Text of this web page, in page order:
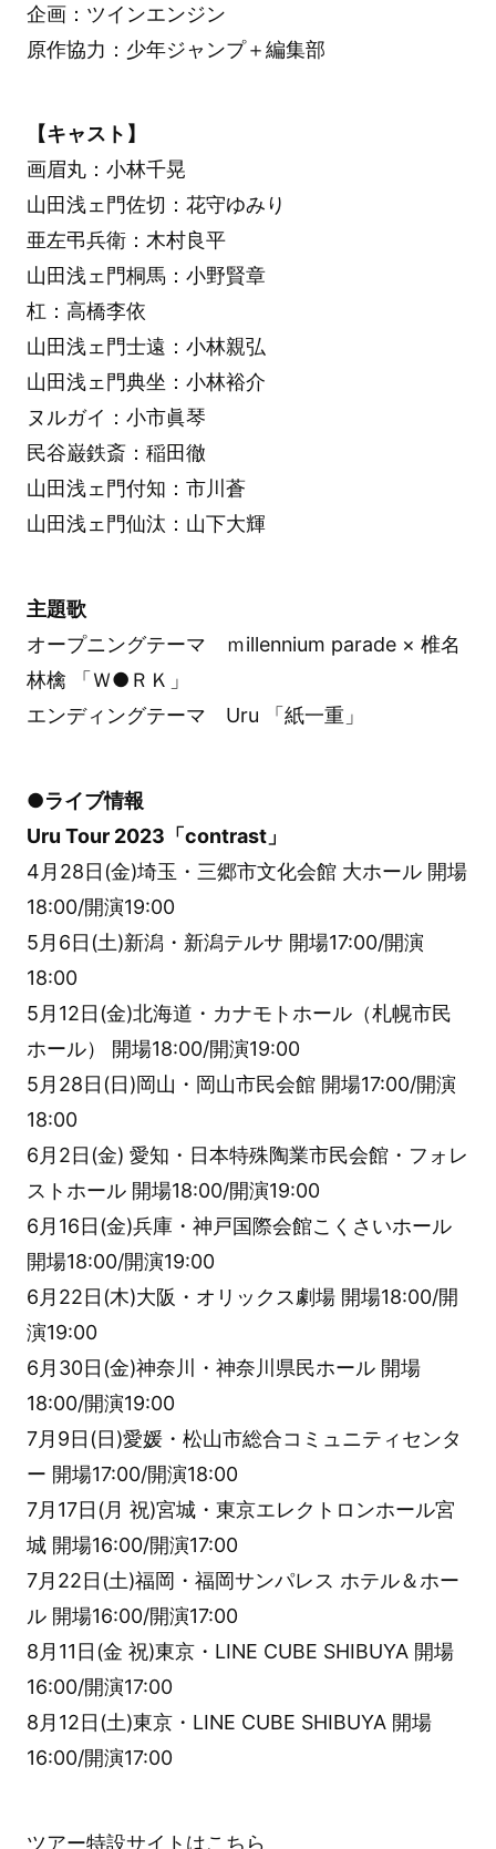
企画：ツインエンジン
原作協力：少年ジャンプ＋編集部
【キャスト】
画眉丸：小林千晃
山田浅ェ門佐切：花守ゆみり
亜左弔兵衛：木村良平
山田浅ェ門桐馬：小野賢章
杠：高橋李依
山田浅ェ門士遠：小林親弘
山田浅ェ門典坐：小林裕介
ヌルガイ：小市眞琴
民谷巌鉄斎：稲田徹
山田浅ェ門付知：市川蒼
山田浅ェ門仙汰：山下大輝
主題歌
オープニングテーマ ｍillennium parade × 椎名
林檎 「Ｗ●ＲＫ」
エンディングテーマ Uru 「紙一重」
●ライブ情報
Uru Tour 2023「contrast」
4月28日(金)埼玉・三郷市文化会館 大ホール 開場
18:00/開演19:00
5月6日(土)新潟・新潟テルサ 開場17:00/開演
18:00
5月12日(金)北海道・カナモトホール（札幌市民
ホール） 開場18:00/開演19:00
5月28日(日)岡山・岡山市民会館 開場17:00/開演
18:00
6月2日(金) 愛知・日本特殊陶業市民会館・フォレ
ストホール 開場18:00/開演19:00
6月16日(金)兵庫・神戸国際会館こくさいホール
開場18:00/開演19:00
6月22日(木)大阪・オリックス劇場 開場18:00/開
演19:00
6月30日(金)神奈川・神奈川県民ホール 開場
18:00/開演19:00
7月9日(日)愛媛・松山市総合コミュニティセンタ
ー 開場17:00/開演18:00
7月17日(月 祝)宮城・東京エレクトロンホール宮
城 開場16:00/開演17:00
7月22日(土)福岡・福岡サンパレス ホテル＆ホー
ル 開場16:00/開演17:00
8月11日(金 祝)東京・LINE CUBE SHIBUYA 開場
16:00/開演17:00
8月12日(土)東京・LINE CUBE SHIBUYA 開場
16:00/開演17:00
ツアー特設サイトはこちら